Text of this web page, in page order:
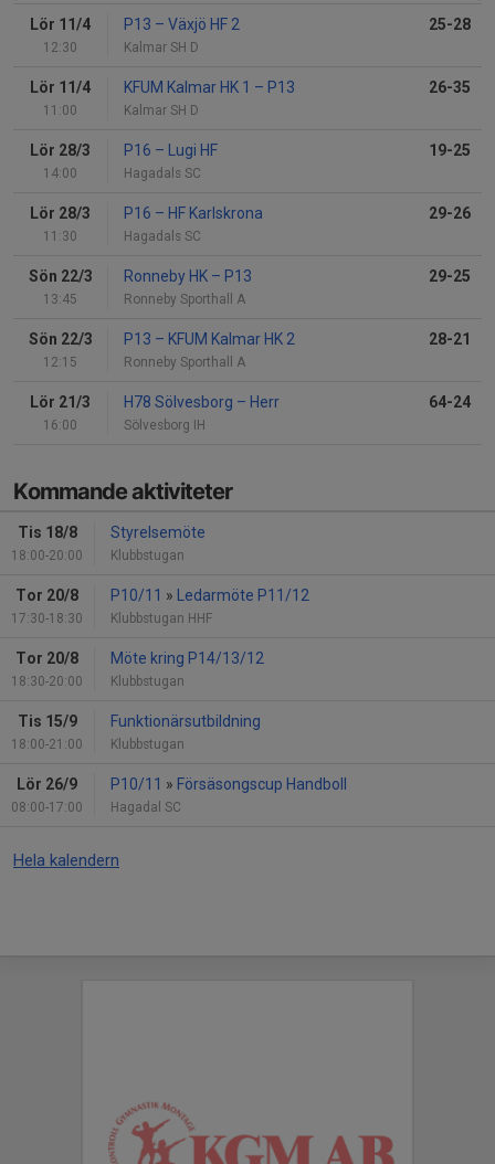
Lör 11/4
12:30
P13 – Växjö HF 2
Kalmar SH D
25-28
Lör 11/4
11:00
KFUM Kalmar HK 1 – P13
Kalmar SH D
26-35
Lör 28/3
14:00
P16 – Lugi HF
Hagadals SC
19-25
Lör 28/3
11:30
P16 – HF Karlskrona
Hagadals SC
29-26
Sön 22/3
13:45
Ronneby HK – P13
Ronneby Sporthall A
29-25
Sön 22/3
12:15
P13 – KFUM Kalmar HK 2
Ronneby Sporthall A
28-21
Lör 21/3
16:00
H78 Sölvesborg – Herr
Sölvesborg IH
64-24
Kommande aktiviteter
Tis 18/8
18:00-20:00
Styrelsemöte
Klubbstugan
Tor 20/8
17:30-18:30
P10/11 » Ledarmöte P11/12
Klubbstugan HHF
Tor 20/8
18:30-20:00
Möte kring P14/13/12
Klubbstugan
Tis 15/9
18:00-21:00
Funktionärsutbildning
Klubbstugan
Lör 26/9
08:00-17:00
P10/11 » Försäsongscup Handboll
Hagadal SC
Hela kalendern